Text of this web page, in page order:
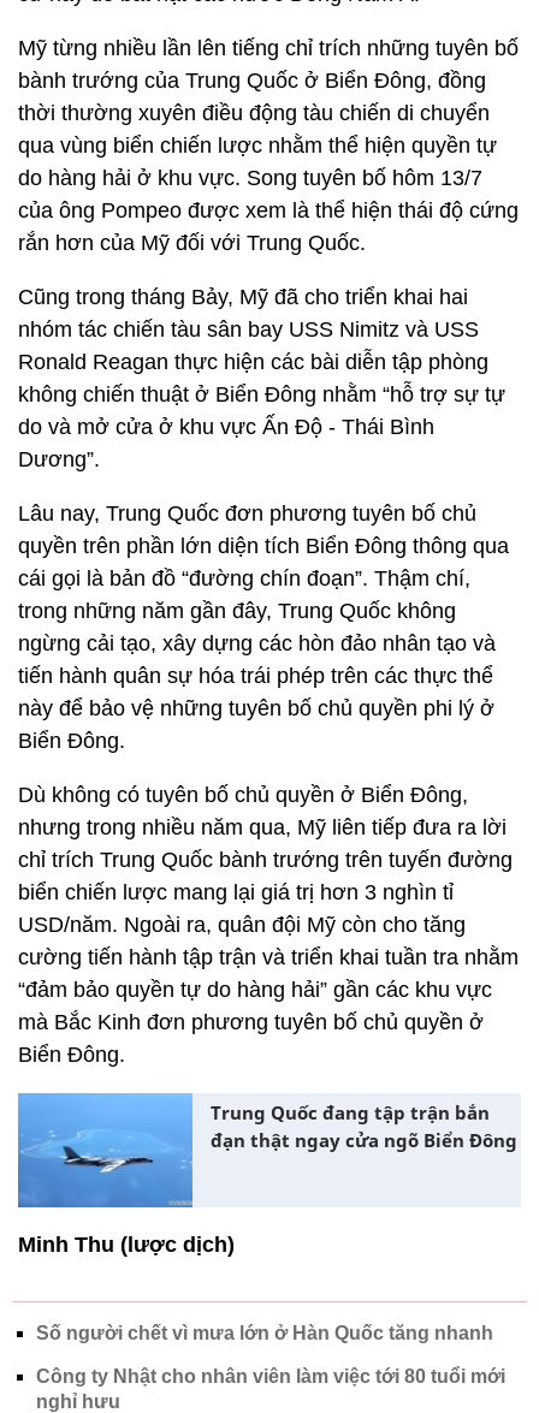
Mỹ từng nhiều lần lên tiếng chỉ trích những tuyên bố
bành trướng của Trung Quốc ở Biển Đông, đồng
thời thường xuyên điều động tàu chiến di chuyển
qua vùng biển chiến lược nhằm thể hiện quyền tự
do hàng hải ở khu vực. Song tuyên bố hôm 13/7
của ông Pompeo được xem là thể hiện thái độ cứng
rắn hơn của Mỹ đối với Trung Quốc.
Cũng trong tháng Bảy, Mỹ đã cho triển khai hai
nhóm tác chiến tàu sân bay USS Nimitz và USS
Ronald Reagan thực hiện các bài diễn tập phòng
không chiến thuật ở Biển Đông nhằm “hỗ trợ sự tự
do và mở cửa ở khu vực Ấn Độ - Thái Bình
Dương”.
Lâu nay, Trung Quốc đơn phương tuyên bố chủ
quyền trên phần lớn diện tích Biển Đông thông qua
cái gọi là bản đồ “đường chín đoạn”. Thậm chí,
trong những năm gần đây, Trung Quốc không
ngừng cải tạo, xây dựng các hòn đảo nhân tạo và
tiến hành quân sự hóa trái phép trên các thực thể
này để bảo vệ những tuyên bố chủ quyền phi lý ở
Biển Đông.
Dù không có tuyên bố chủ quyền ở Biển Đông,
nhưng trong nhiều năm qua, Mỹ liên tiếp đưa ra lời
chỉ trích Trung Quốc bành trướng trên tuyến đường
biển chiến lược mang lại giá trị hơn 3 nghìn tỉ
USD/năm. Ngoài ra, quân đội Mỹ còn cho tăng
cường tiến hành tập trận và triển khai tuần tra nhằm
“đảm bảo quyền tự do hàng hải” gần các khu vực
mà Bắc Kinh đơn phương tuyên bố chủ quyền ở
Biển Đông.
Trung Quốc đang tập trận bắn
đạn thật ngay cửa ngõ Biển Đông
Minh Thu (lược dịch)
Số người chết vì mưa lớn ở Hàn Quốc tăng nhanh
Công ty Nhật cho nhân viên làm việc tới 80 tuổi mới
nghỉ hưu